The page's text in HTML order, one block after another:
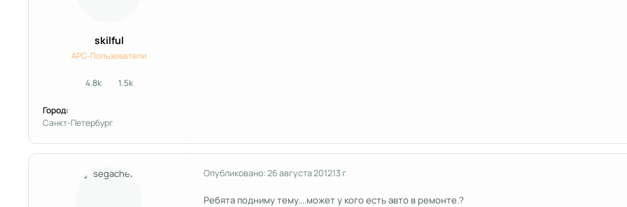
skilful
APC-Пользователи
4.8kсообщения
1.5kРепутация
Город:
Санкт-Петербург
Опубликовано:26 августа 201213 г
Ребята подниму тему....может у кого есть авто в ремонте.?